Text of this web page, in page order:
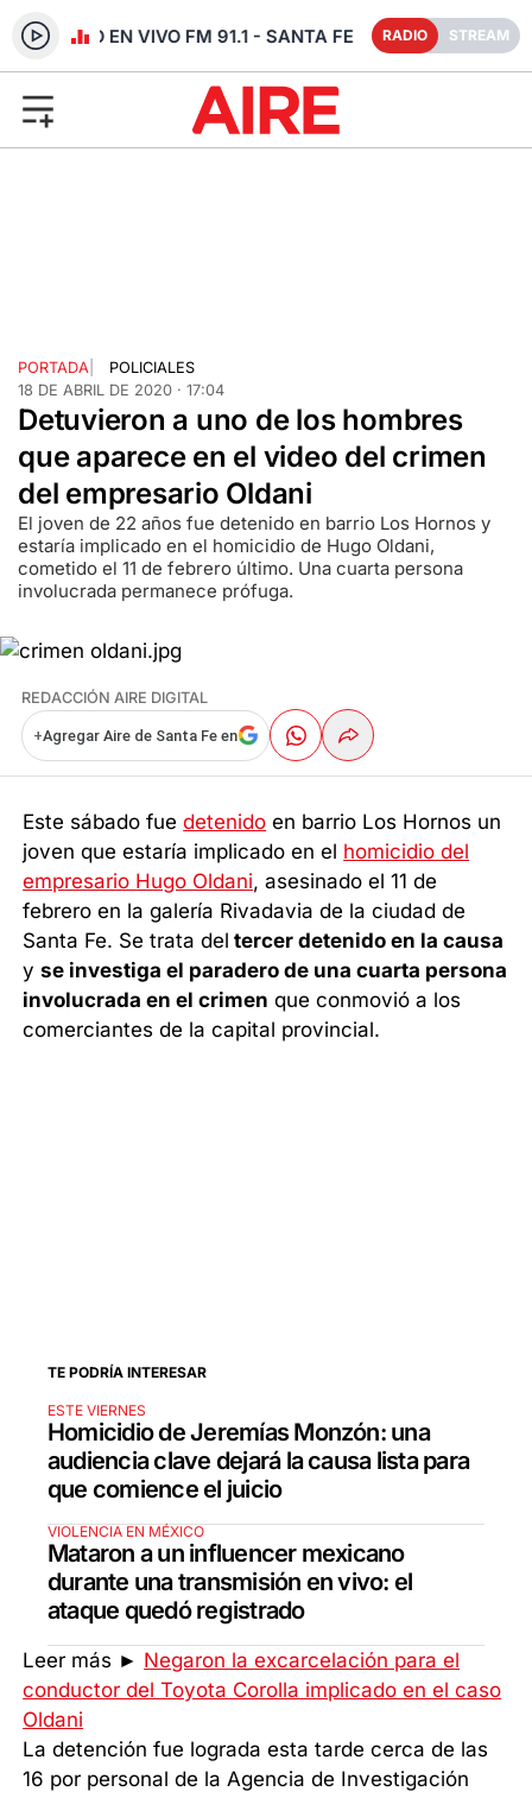
RADIO EN VIVO FM 91.1 - SANTA FE RADIO STREAM
PORTADA
POLICIALES
18 DE ABRIL DE 2020 · 17:04
Detuvieron a uno de los hombres
que aparece en el video del crimen
del empresario Oldani
El joven de 22 años fue detenido en barrio Los Hornos y
estaría implicado en el homicidio de Hugo Oldani,
cometido el 11 de febrero último. Una cuarta persona
involucrada permanece prófuga.
REDACCIÓN AIRE DIGITAL
+Agregar Aire de Santa Fe en
Este sábado fuedetenido en barrio Los Hornos un
joven que estaría implicado en el homicidio del
empresario Hugo Oldani, asesinado el 11 de
febrero en la galería Rivadavia de la ciudad de
Santa Fe. Se trata del tercer detenido en la causa
yse investiga el paradero de una cuarta persona
involucrada en el crimen que conmovió a los
comerciantes de la capital provincial.
TE PODRÍA INTERESAR
ESTE VIERNES
Homicidio de Jeremías Monzón: una
audiencia clave dejará la causa lista para
que comience el juicio
VIOLENCIA EN MÉXICO
Mataron a un influencer mexicano
durante una transmisión en vivo: el
ataque quedó registrado
Leer más ► Negaron la excarcelación para el
conductor del Toyota Corolla implicado en el caso
Oldani
La detención fue lograda esta tarde cerca de las
16 por personal de la Agencia de Investigación